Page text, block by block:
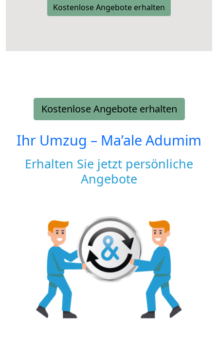
Kostenlose Angebote erhalten
Kostenlose Angebote erhalten
Ihr Umzug – Ma’ale Adumim
Erhalten Sie jetzt persönliche
Angebote